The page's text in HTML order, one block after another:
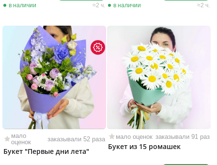
в наличии 2 ч. в наличии 2 ч.
мало
оценок
заказывали 52 раза
Букет "Первые дни лета"
мало оценок заказывали 91 раз
Букет из 15 ромашек